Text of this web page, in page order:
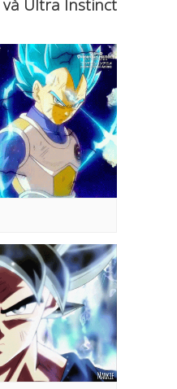
và Ultra Instinct